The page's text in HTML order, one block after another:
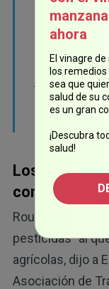
migrante lo
represalias
un estatus
agrícolas
Los
con el cáncer
Roundup es solo
pesticidas" al
agrícolas, dijo a
Asociación de
ahora
El vinagre
los
sea que
salud de su
es un gran
¡Descubra
salud!